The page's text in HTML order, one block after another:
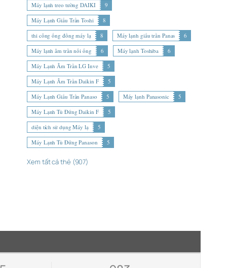
Máy lạnh treo tường DAIKI
9
Máy Lạnh Giấu Trần Toshi
8
thi công ống đồng máy lạ
8 Máy lạnh giấu trần Panas
6
Máy lạnh âm trần nối ống
6 Máy lạnh Toshiba
6
Máy Lạnh Âm Trần LG Inve
5
Máy Lạnh Âm Trần Daikin F
5
Máy Lạnh Giấu Trần Panaso
5 Máy lạnh Panasonic
5
Máy Lạnh Tủ Đứng Daikin F
5
diện tích sử dụng Máy lạ
5
Máy Lạnh Tủ Đứng Panason
5
Xem tất cả thẻ (907)